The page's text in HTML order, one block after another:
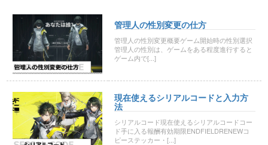
管理人の性別変更の仕方
管理人の性別変更概要ゲーム開始時の性別選択
管理人の性別は、ゲームをある程度進行すると
ゲーム内で[...]
現在使えるシリアルコードと入力方
法
シリアルコード現在使えるシリアルコードコー
ド手に入る報酬有効期限ENDFIELDRENEWコ
ピーステッカー・[...]